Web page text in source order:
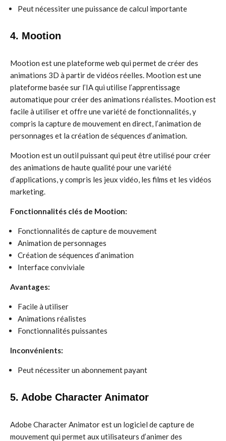
Peut nécessiter une puissance de calcul importante
4. Mootion
Mootion est une plateforme web qui permet de créer des
animations 3D à partir de vidéos réelles. Mootion est une
plateforme basée sur l’IA qui utilise l’apprentissage
automatique pour créer des animations réalistes. Mootion est
facile à utiliser et offre une variété de fonctionnalités, y
compris la capture de mouvement en direct, l’animation de
personnages et la création de séquences d’animation.
Mootion est un outil puissant qui peut être utilisé pour créer
des animations de haute qualité pour une variété
d’applications, y compris les jeux vidéo, les films et les vidéos
marketing.
Fonctionnalités clés de Mootion:
Fonctionnalités de capture de mouvement
Animation de personnages
Création de séquences d’animation
Interface conviviale
Avantages:
Facile à utiliser
Animations réalistes
Fonctionnalités puissantes
Inconvénients:
Peut nécessiter un abonnement payant
5. Adobe Character Animator
Adobe Character Animator est un logiciel de capture de
mouvement qui permet aux utilisateurs d’animer des